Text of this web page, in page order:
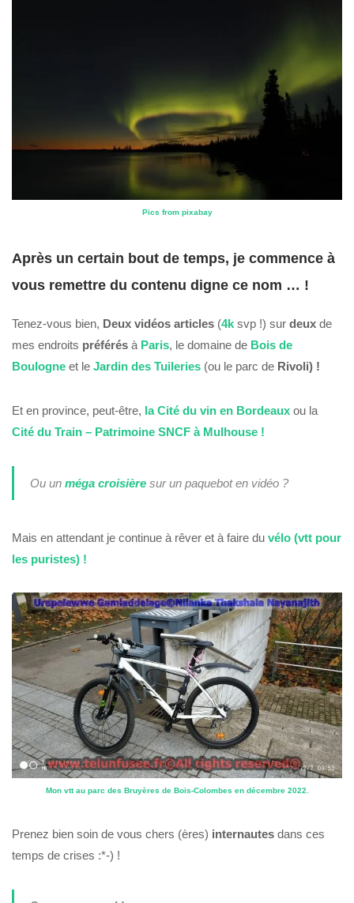
Pics from pixabay
Après un certain bout de temps, je commence à
vous remettre du contenu digne ce nom … !
Tenez-vous bien, Deux vidéos articles (4k svp !) sur deux de
mes endroits préférés à Paris, le domaine de Bois de
Boulogne et le Jardin des Tuileries (ou le parc de Rivoli) !
Et en province, peut-être, la Cité du vin en Bordeaux ou la
Cité du Train – Patrimoine SNCF à Mulhouse !
Ou un méga croisièresur un paquebot en vidéo ?
Mais en attendant je continue à rêver et à faire du vélo (vtt pour
les puristes) !
Mon vtt au parc des Bruyères de Bois-Colombes en décembre 2022.
Prenez bien soin de vous chers (ères) internautes dans ces
temps de crises :*-) !